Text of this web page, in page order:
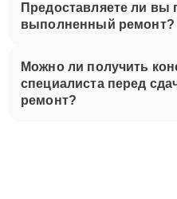
Предоставляете ли вы
выполненный ремонт?
Можно ли получить
специалиста перед
ремонт?